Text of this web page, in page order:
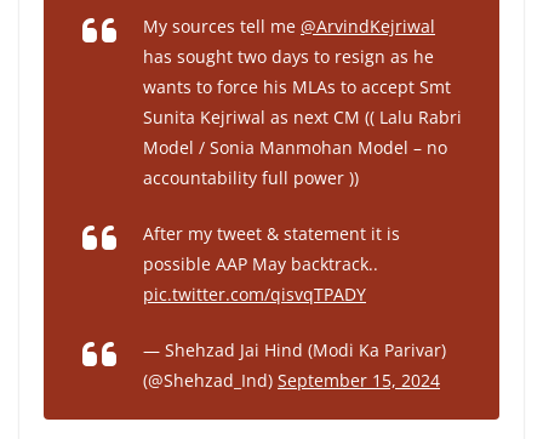
My sources tell me @ArvindKejriwal
has sought two days to resign as he
wants to force his MLAs to accept Smt
Sunita Kejriwal as next CM (( Lalu Rabri
Model / Sonia Manmohan Model – no
accountability full power ))
After my tweet & statement it is
possible AAP May backtrack..
pic.twitter.com/qisvqTPADY
— Shehzad Jai Hind (Modi Ka Parivar)
(@Shehzad_Ind) September 15, 2024